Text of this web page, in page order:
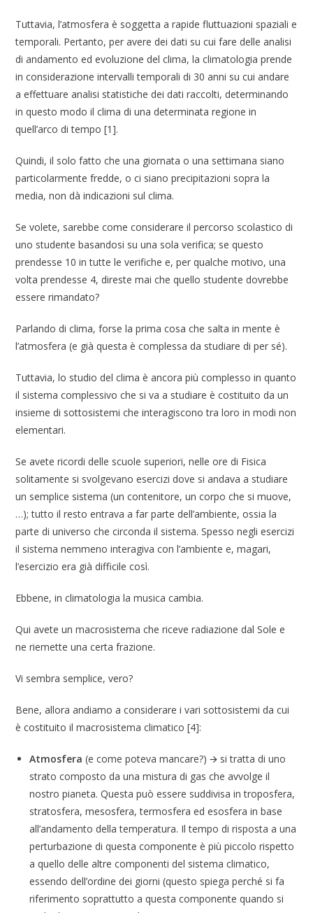
Tuttavia, l’atmosfera è soggetta a rapide fluttuazioni spaziali e
temporali. Pertanto, per avere dei dati su cui fare delle analisi
di andamento ed evoluzione del clima, la climatologia prende
in considerazione intervalli temporali di 30 anni su cui andare
a effettuare analisi statistiche dei dati raccolti, determinando
in questo modo il clima di una determinata regione in
quell’arco di tempo [1].
Quindi, il solo fatto che una giornata o una settimana siano
particolarmente fredde, o ci siano precipitazioni sopra la
media, non dà indicazioni sul clima.
Se volete, sarebbe come considerare il percorso scolastico di
uno studente basandosi su una sola verifica; se questo
prendesse 10 in tutte le verifiche e, per qualche motivo, una
volta prendesse 4, direste mai che quello studente dovrebbe
essere rimandato?
Parlando di clima, forse la prima cosa che salta in mente è
l’atmosfera (e già questa è complessa da studiare di per sé).
Tuttavia, lo studio del clima è ancora più complesso in quanto
il sistema complessivo che si va a studiare è costituito da un
insieme di sottosistemi che interagiscono tra loro in modi non
elementari.
Se avete ricordi delle scuole superiori, nelle ore di Fisica
solitamente si svolgevano esercizi dove si andava a studiare
un semplice sistema (un contenitore, un corpo che si muove,
…); tutto il resto entrava a far parte dell’ambiente, ossia la
parte di universo che circonda il sistema. Spesso negli esercizi
il sistema nemmeno interagiva con l’ambiente e, magari,
l’esercizio era già difficile così.
Ebbene, in climatologia la musica cambia.
Qui avete un macrosistema che riceve radiazione dal Sole e
ne riemette una certa frazione.
Vi sembra semplice, vero?
Bene, allora andiamo a considerare i vari sottosistemi da cui
è costituito il macrosistema climatico [4]:
Atmosfera (e come poteva mancare?) 🡪 si tratta di uno
strato composto da una mistura di gas che avvolge il
nostro pianeta. Questa può essere suddivisa in troposfera,
stratosfera, mesosfera, termosfera ed esosfera in base
all’andamento della temperatura. Il tempo di risposta a una
perturbazione di questa componente è più piccolo rispetto
a quello delle altre componenti del sistema climatico,
essendo dell’ordine dei giorni (questo spiega perché si fa
riferimento soprattutto a questa componente quando si